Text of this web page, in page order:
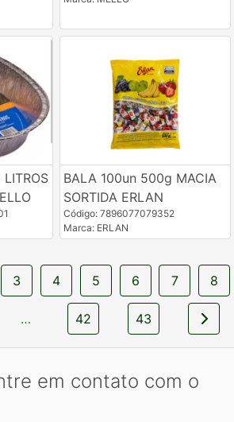
LITROS
BALA 100un 500g MACIA
SORTIDA ERLAN
Código: 7896077079352
Marca: ERLAN
3 4 5 6 7 8
… 42 43
em contato com o